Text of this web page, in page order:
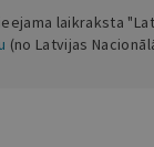
laikraksta
(no Latvijas